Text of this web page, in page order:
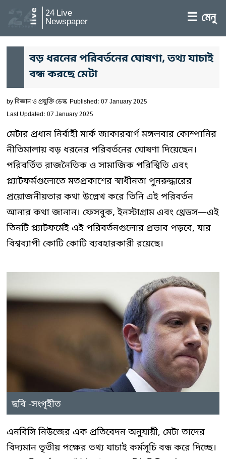
24 Live
Newspaper ☰ মেনু
বড় ধরনের পরিবর্তনের ঘোষণা, তথ্য যাচাই
বন্ধ করছে মেটা
byবিজ্ঞান ও প্রযুক্তি ডেস্ক Published: 07 January 2025
Last Updated: 07 January 2025
মেটার প্রধান নির্বাহী মার্ক জাকারবার্গ মঙ্গলবার কোম্পানির
নীতিমালায় বড় ধরনের পরিবর্তনের ঘোষণা দিয়েছেন।
পরিবর্তিত রাজনৈতিক ও সামাজিক পরিস্থিতি এবং
প্ল্যাটফর্মগুলোতে মতপ্রকাশের স্বাধীনতা পুনরুদ্ধারের
প্রয়োজনীয়তার কথা উল্লেখ করে তিনি এই পরিবর্তন
আনার কথা জানান। ফেসবুক, ইনস্টাগ্রাম এবং থ্রেডস—এই
তিনটি প্ল্যাটফর্মেই এই পরিবর্তনগুলোর প্রভাব পড়বে, যার
বিশ্বব্যাপী কোটি কোটি ব্যবহারকারী রয়েছে।
ছবি -সংগৃহীত
এনবিসি নিউজের এক প্রতিবেদন অনুযায়ী, মেটা তাদের
বিদ্যমান তৃতীয় পক্ষের তথ্য যাচাই কর্মসূচি বন্ধ করে দিচ্ছে।